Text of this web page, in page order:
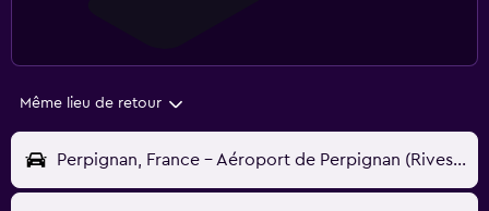
Même lieu de retour
Perpignan, France - Aéroport de Perpignan (Rivesaltes) (PGF)